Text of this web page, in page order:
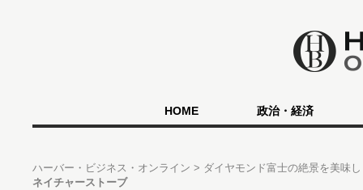
HOME 政治・経済
ハーバー・ビジネス・オンライン
ダイヤモンド富士の絶景を美味
ネイチャーストーブ